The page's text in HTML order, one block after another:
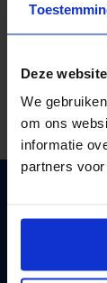
Deze
We
om ons
informatie
partners
Log in
volgen.